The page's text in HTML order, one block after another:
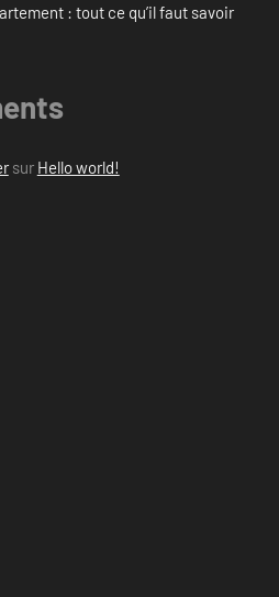
: tout ce qu’il faut savoir
sur Hello world!